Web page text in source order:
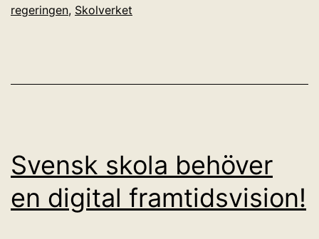
regeringen, Skolverket
Svensk skola behöver
en digital framtidsvision!